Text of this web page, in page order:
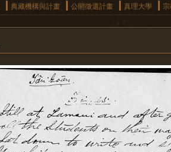
典藏機構與計畫 公開徵選計畫 真理大學